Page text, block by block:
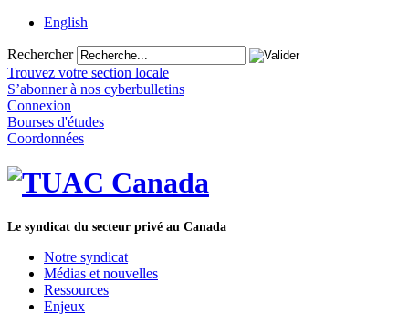
English
Rechercher
Trouvez votre section locale
S’abonner à nos cyberbulletins
Connexion
Bourses d'études
Coordonnées
Le syndicat du secteur privé au Canada
Notre syndicat
Médias et nouvelles
Ressources
Enjeux